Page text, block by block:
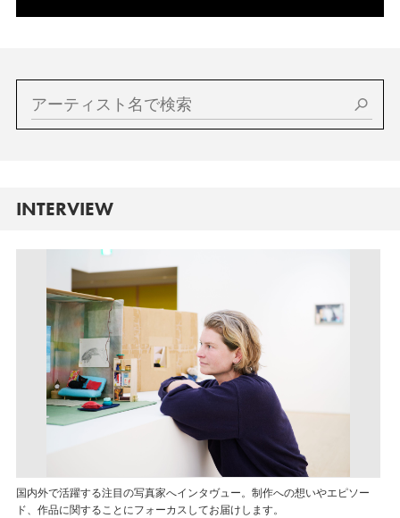
INTERVIEW
国内外で活躍する注目の写真家へインタヴュー。制作への想いやエピソー
ド、作品に関することにフォーカスしてお届けします。